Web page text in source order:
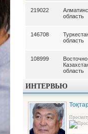
219022
область
146708
область
108999
область
ИНТЕРВЬЮ